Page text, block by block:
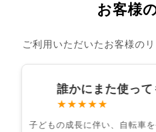
お客様
ご利用いただいたお客様の
誰かにまた使って
★★★★★
子どもの成長に伴い、自転車